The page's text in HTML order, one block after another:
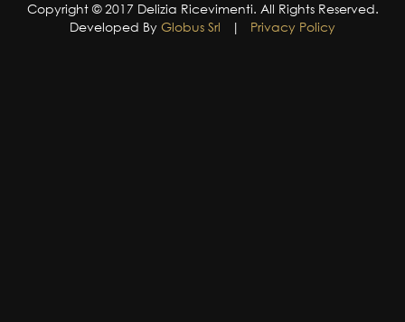
Copyright © 2017 Delizia Ricevimenti. All Rights Reserved.
Developed By Globus Srl | Privacy Policy